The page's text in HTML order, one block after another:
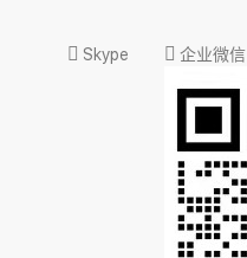
Skype 企业微信